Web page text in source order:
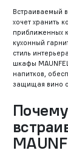
Встраиваемый
хочет хранить
приближенных
кухонный
стиль
шкафы
напитков,
защищая вино